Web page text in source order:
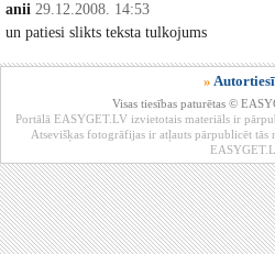
anii 29.12.2008. 14:53
un patiesi slikts teksta tulkojums
»
Visas tiesības paturētas ©
Portālā EASYGET.LV izvietotais materiāls ir
Atsevišķas fotogrāfijas ir atļauts pārpublicēt